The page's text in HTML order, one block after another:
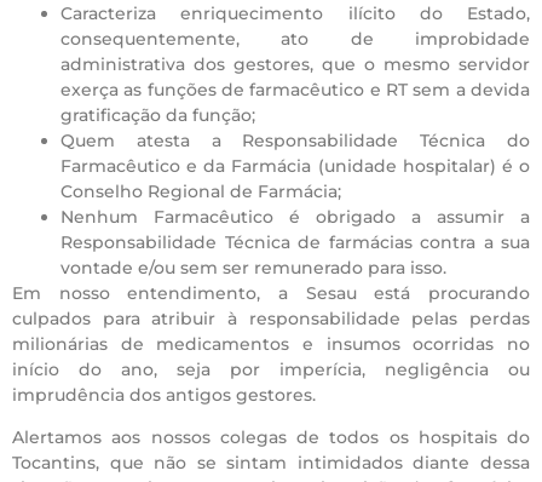
Caracteriza enriquecimento ilícito do Estado,
consequentemente, ato de improbidade
administrativa dos gestores, que o mesmo servidor
exerça as funções de farmacêutico e RT sem a devida
gratificação da função;
Quem atesta a Responsabilidade Técnica do
Farmacêutico e da Farmácia (unidade hospitalar) é o
Conselho Regional de Farmácia;
Nenhum Farmacêutico é obrigado a assumir a
Responsabilidade Técnica de farmácias contra a sua
vontade e/ou sem ser remunerado para isso.
Em nosso entendimento, a Sesau está procurando
culpados para atribuir à responsabilidade pelas perdas
milionárias de medicamentos e insumos ocorridas no
início do ano, seja por imperícia, negligência ou
imprudência dos antigos gestores.
Alertamos aos nossos colegas de todos os hospitais do
Tocantins, que não se sintam intimidados diante dessa